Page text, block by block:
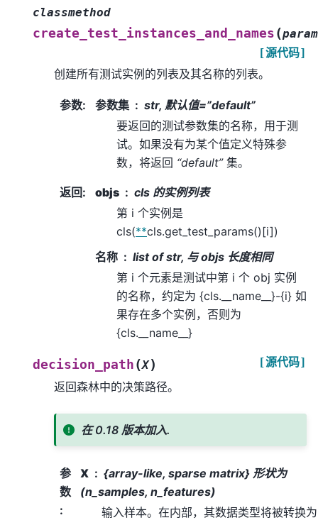
classmethod
create_test_instances_and_names (
[源代码]
创建所有测试实例的列表及其名称的列表。
参数: 参数集
str, 默认值=”default”
要返回的测试参数集的名称，用于测
试。如果没有为某个值定义特殊参
数，将返回 “default”集。
返回: objs
cls 的实例列表
第 i 个实例是
cls(**cls.get_test_params()[i])
名称
list of str, 与 objs 长度相同
第 i 个元素是测试中第 i 个 obj 实例
的名称，约定为 {cls.__name__}-{i} 如
果存在多个实例，否则为
{cls.__name__}
decision_path (X) [源代码]
返回森林中的决策路径。
在 0.18 版本加入.
参
数
:
X
{array-like, sparse matrix} 形状为
(n_samples, n_features)
输入样本。在内部，其数据类型将被转换为